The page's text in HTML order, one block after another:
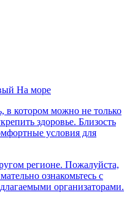
На море
котором можно не только
здоровье. Близость
условия для
регионе. Пожалуйста,
ознакомьтесь с
организаторами.